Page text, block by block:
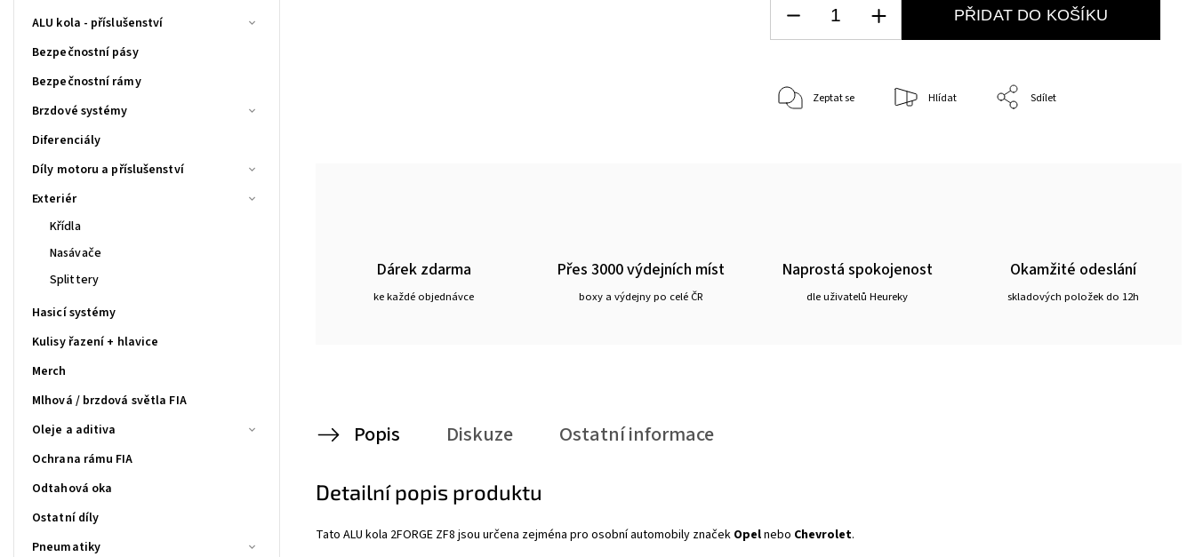
ALU kola - příslušenství
Bezpečnostní pásy
Bezpečnostní rámy
Brzdové systémy
Diferenciály
Díly motoru a příslušenství
Exteriér
Křídla
Nasávače
Splittery
Hasicí systémy
Kulisy řazení + hlavice
Merch
Mlhová / brzdová světla FIA
Oleje a aditiva
Ochrana rámu FIA
Odtahová oka
Ostatní díly
Pneumatiky
PŘIDAT DO KOŠÍKU
Zeptat se Hlídat Sdílet
Dárek zdarma
ke každé objednávce
Přes 3000 výdejních míst
boxy a výdejny po celé ČR
Naprostá spokojenost
dle uživatelů Heureky
Okamžité odeslání
skladových položek do 12h
Popis Diskuze Ostatní informace
Detailní popis produktu
Tato ALU kola 2FORGE ZF8 jsou určena zejména pro osobní automobily značek Opelnebo Chevrolet.